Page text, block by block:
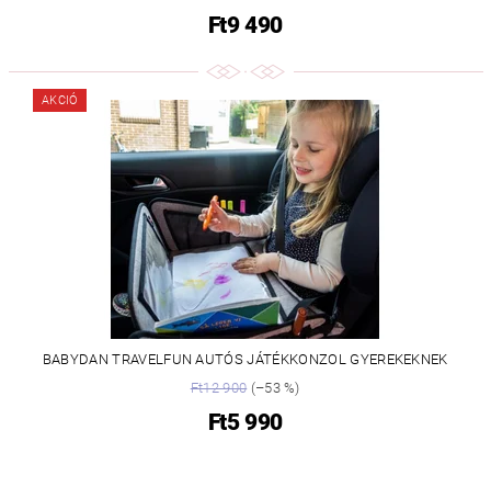
Ft9 490
AKCIÓ
BABYDAN TRAVELFUN AUTÓS JÁTÉKKONZOL GYEREKEKNEK
Ft12 900(–53 %)
Ft5 990